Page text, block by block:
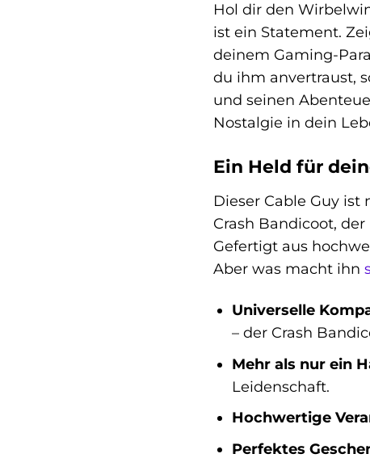
Hol dir den
ist ein Statement.
deinem Gaming-
du ihm anvertraust,
und seinen
Nostalgie in dein
Ein Held für
Dieser Cable Guy
Crash Bandicoot,
Gefertigt aus
Aber was macht ihn
Universelle
– der Crash
Mehr als nur ein
Leidenschaft.
Hochwertige
Perfektes